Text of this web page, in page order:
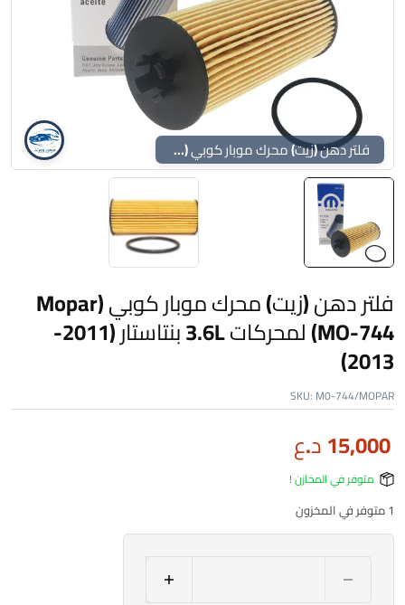
فلتر دهن (زيت) محرك موبار كوبي (Mopar MO-744) لمحركات 3.6L بنتاستار (2011-2013)
فلتر دهن (زيت) محرك موبار كوبي (Mopar
MO-744) لمحركات 3.6L بنتاستار (2011-
2013)
SKU: M0-744/MOPAR
15,000د.ع
متوفر في المخازن !
1 متوفر في المخزون